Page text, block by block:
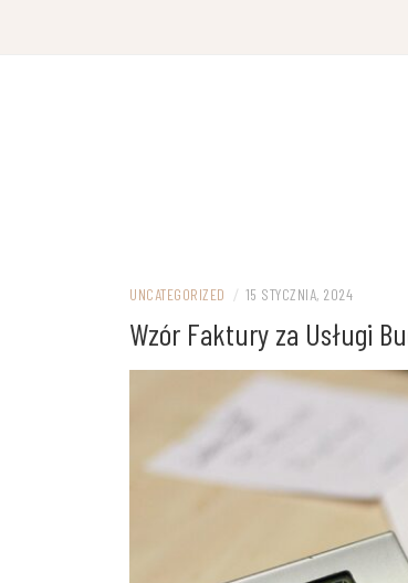
UNCATEGORIZED / 15 STYCZNIA, 2024
Wzór Faktury za Usługi